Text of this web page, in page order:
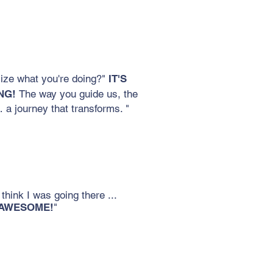
what you're doing?" IT'S
The way you guide us, the
journey that transforms. "
I was going there ...
"